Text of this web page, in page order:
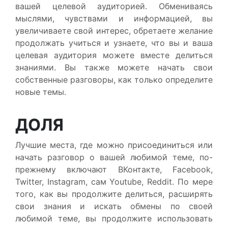
вашей целевой аудиторией. Обмениваясь
мыслями, чувствами и информацией, вы
увеличиваете свой интерес, обретаете желание
продолжать учиться и узнаете, что вы и ваша
целевая аудитория можете вместе делиться
знаниями. Вы также можете начать свои
собственные разговоры, как только определите
новые темы.
ДОЛЯ
Лучшие места, где можно присоединиться или
начать разговор о вашей любимой теме, по-
прежнему включают ВКонтакте, Facebook,
Twitter, Instagram, сам Youtube, Reddit. По мере
того, как вы продолжите делиться, расширять
свои знания и искать обмены по своей
любимой теме, вы продолжите использовать